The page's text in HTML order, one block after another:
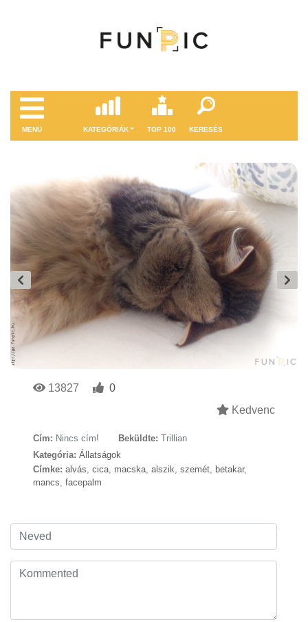
MENÜ KATEGÓRIÁK TOP 100 KERESÉS
13827
0
Kedvenc
Cím: Nincs cím! Beküldte: Trillian
Kategória: Állatságok
Címke: alvás cica macska alszik szemét betakar,
mancs facepalm